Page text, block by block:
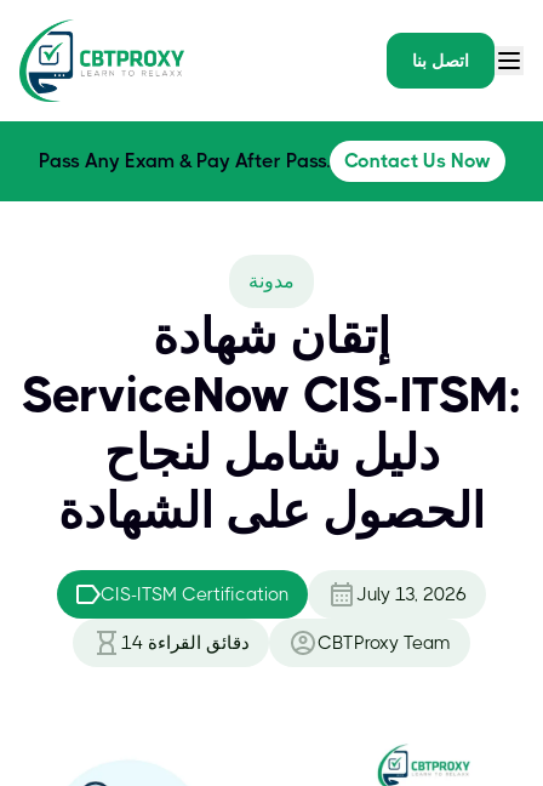
اتصل بنا
Pass Any Exam & Pay After Pass. Contact Us Now
مدونة
إتقان شهادة
ServiceNow CIS-ITSM:
دليل شامل لنجاح
الحصول على الشهادة
CIS-ITSM Certification July 13, 2026
14 دقائق القراءة CBTProxy Team